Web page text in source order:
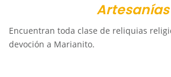
Artesanías
Encuentran toda clase de reliquias
devoción a Marianito.